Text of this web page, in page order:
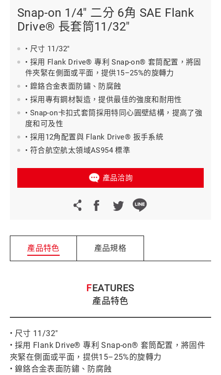
Snap-on 1/4" 二分 6角 SAE Flank
Drive® 長套筒11/32"
• 尺寸 11/32"
• 採用 Flank Drive® 專利 Snap-on® 套筒配置，將固
件夾緊在側面或平面，提供15–25%的旋轉力
• 鎳鉻合金表面防鏽、防腐蝕
• 採用專有鋼材製造，提供最佳的強度和耐用性
• Snap-on卡扣式套筒採用特同心圓壁結構，提高了強
度和可及性
• 採用12角配置與 Flank Drive® 扳手系統
• 符合航空航太領域AS954 標準
產品洽詢
產品特色 產品規格
FEATURES
產品特色
• 尺寸 11/32"
• 採用 Flank Drive® 專利 Snap-on® 套筒配置，將固件
夾緊在側面或平面，提供15–25%的旋轉力
• 鎳鉻合金表面防鏽、防腐蝕